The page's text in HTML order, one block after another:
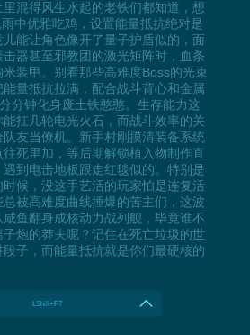
混得风生水起的老铁们都知道，想
中优雅吃鸡，设置能量抵抗绝对是
能让角色像开了量子护盾似的，面
器甚至邪教团的激光矩阵时，血条
装甲。别看那些高难度Boss的光束
量抵抗拉满，配合战斗背心和金属
分钟化身废土铁憨憨。生存能力这
扛几轮电光火石，而战斗效率的关
友当僚机。新手村刚摸清装备系统
死里加，等后期解锁植入物制作直
到电击地板跟走红毯似的。特别是
候，没这手艺活的玩家怕是连复活
被高难度曲线捶爆的苦主们，这波
鱼翻身成核动力战列舰，毕竟谁不
炮的莽夫呢？记住在死亡垃圾的世
子，而能量抵抗就是你们最硬核的
LShift+F7